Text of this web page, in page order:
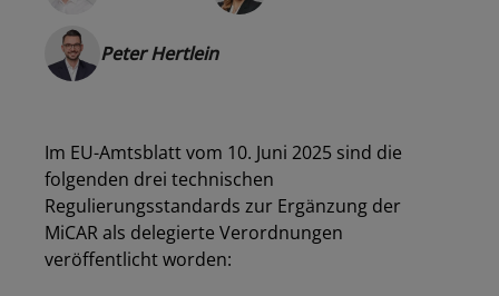
Peter Hertlein
Im EU-Amtsblatt vom 10. Juni 2025 sind die
folgenden drei technischen
Regulierungsstandards zur Ergänzung der
MiCARals delegierte Verordnungen
veröffentlicht worden: